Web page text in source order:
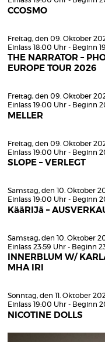
CCOSMO
Freitag, den 09. Oktober
Einlass 18:00 Uhr - Beginn
THE NARRATOR –
EUROPE TOUR 2026
Freitag, den 09. Oktober
Einlass 19:00 Uhr - Beginn
MELLER
Freitag, den 09. Oktober
Einlass 19:00 Uhr - Beginn
SLOPE – VERLEGT
Samstag, den 10. Oktober
Einlass 19:00 Uhr - Beginn
KääRIJä –
Samstag, den 10. Oktober
Einlass 23:59 Uhr - Beginn
INNERBLUM W/
MHA IRI
Sonntag, den 11. Oktober
Einlass 19:00 Uhr - Beginn
NICOTINE DOLLS